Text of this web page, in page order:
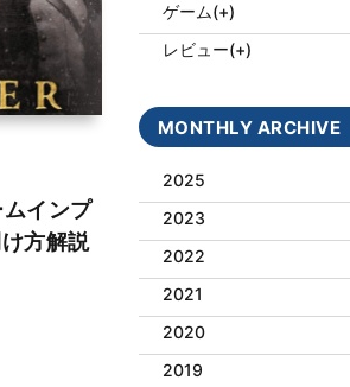
インプ
方解説
ゲーム(+)
レビュー(+)
MONTHLY ARCHIVE
2025
2023
2022
2021
2020
2019